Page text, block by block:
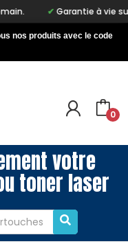
Garantie à vie sur
nos produits avec le code
0
votre
toner laser